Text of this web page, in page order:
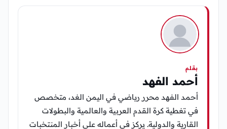
بقلم
أحمد الفهد
أحمد الفهد محرر رياضي في اليمن الغد، متخصص
في تغطية كرة القدم العربية والعالمية والبطولات
القارية والدولية. يركز في أعماله على أخبار المنتخبات